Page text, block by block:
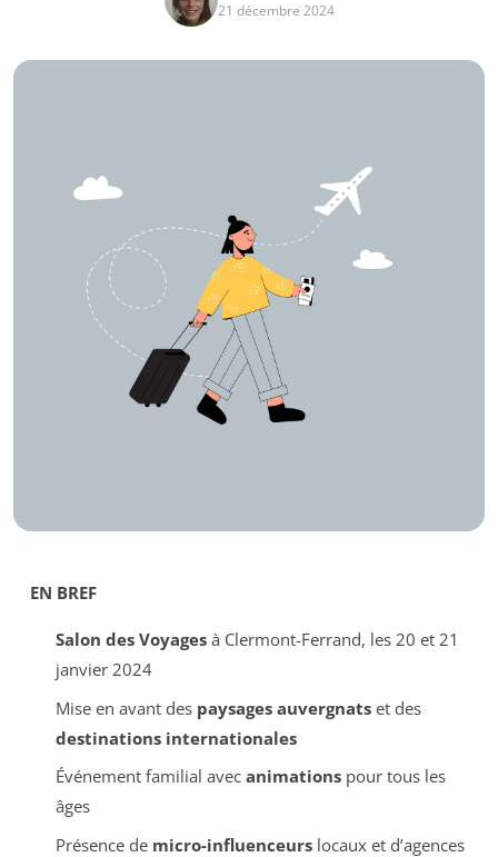
21 décembre 2024
EN BREF
Salon des Voyagesà Clermont-Ferrand, les 20 et 21
janvier 2024
Mise en avant des paysages auvergnatset des
destinations internationales
Événement familial avec animationspour tous les
âges
Présence de micro-influenceurslocaux et d’agences